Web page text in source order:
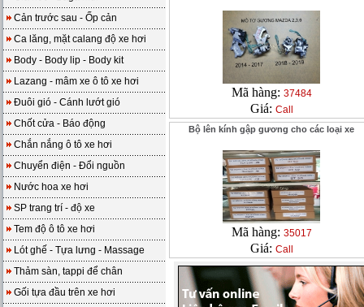
Cản trước sau - Ốp cản
Ca lăng, mặt calang độ xe hơi
Body - Body lip - Body kit
Lazang - mâm xe ô tô xe hơi
Đuôi gió - Cánh lướt gió
Chốt cửa - Báo động
Chắn nắng ô tô xe hơi
Chuyển điện - Đổi nguồn
Nước hoa xe hơi
SP trang trí - độ xe
Tem độ ô tô xe hơi
Lót ghế - Tựa lưng - Massage
Thảm sàn, tappi để chân
Gối tựa đầu trên xe hơi
Mã hàng: 37484
Giá: Call
Bộ lên kính gập gương cho các loại xe
Mã hàng: 35017
Giá: Call